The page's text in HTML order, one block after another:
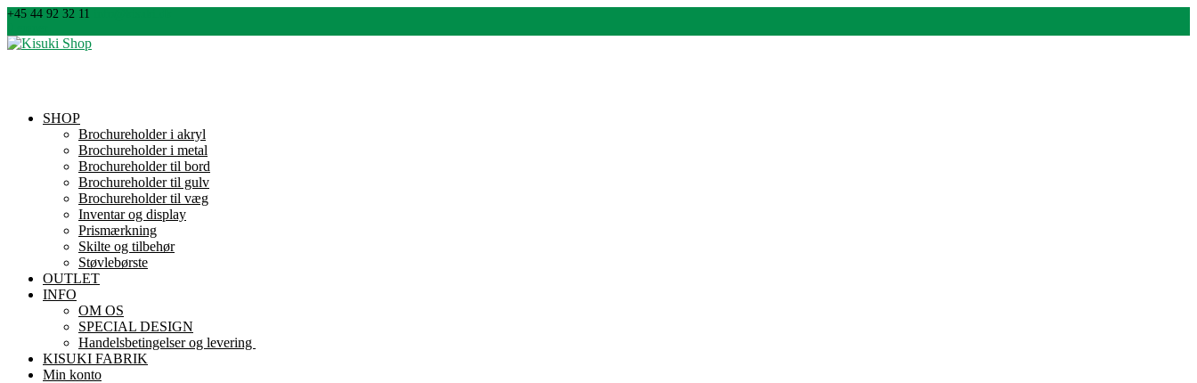
+45 44 92 32 11
SHOP
Brochureholder i akryl
Brochureholder i metal
Brochureholder til bord
Brochureholder til gulv
Brochureholder til væg
Inventar og display
Prismærkning
Skilte og tilbehør
Støvlebørste
OUTLET
INFO
OM OS
SPECIAL DESIGN
Handelsbetingelser og levering
KISUKI FABRIK
Min konto